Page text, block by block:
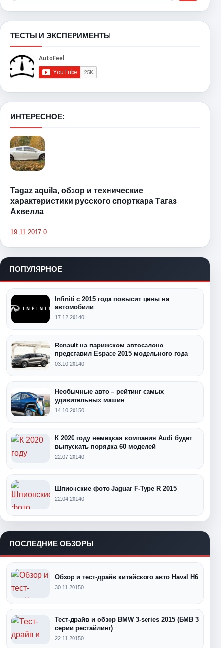
ТЕСТЫ И ЭКСПЕРИМЕНТЫ
ИНТЕРЕСНОЕ:
Tagaz aquila, обзор и технические
характеристики русского спорткара Тагаз
Аквелла
19.11.2017 0
ПОПУЛЯРНОЕ
Infiniti с 2015 года повысит цены на
автомобили
17.12.20140
Renault на парижском автосалоне
представил Espace 2015 модельного года
03.10.20140
Необычные авто – рейтинг самых
удивительных машин
14.10.20150
К 2020 году немецкая компания Audi будет
выпускать порядка 60 моделей
22.07.20140
Шпионские фото Jaguar F-Type R 2015
22.04.20140
ПОСЛЕДНИЕ ОБЗОРЫ
Обзор и тест-драйв китайского авто Haval H6
30.11.20150
Тест-драйв и обзор BMW 3-series 2015 (БМВ 3
серии рестайлинг)
22.11.20150